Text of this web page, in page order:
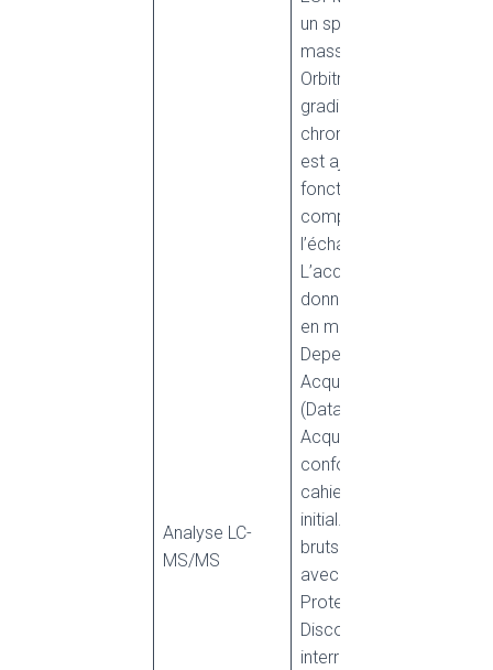
Analyse LC-
MS/MS
un spectromètre de
masse de type
Orbitrap. La durée du
gradient
chromatographique
est ajustée en
fonction de la
complexité de
l’échantillon.
L’acquisition des
données est réalisée
en mode DDA (Data
Dependent
Acquisition) ou DIA
(Data Independent
Acquisition),
conformément au
cahier des charges
initial. Les fichiers
bruts sont traités
avec le logiciel
Proteome
Discoverer, en
interrogeant la